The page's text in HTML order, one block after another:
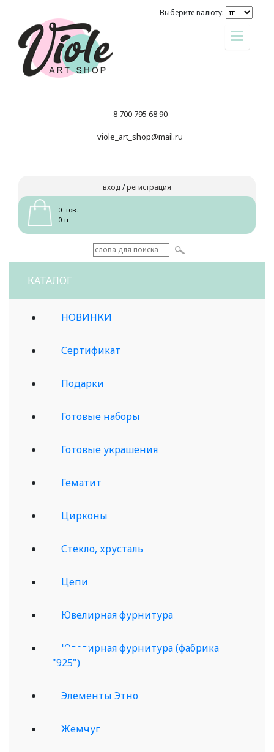
Выберите валюту:
8 700 795 68 90
viole_art_shop@mail.ru
вход/регистрация
0 тов.
0 тг
КАТАЛОГ
НОВИНКИ
Сертификат
Подарки
Готовые наборы
Готовые украшения
Гематит
Цирконы
Стекло, хрусталь
Цепи
Ювелирная фурнитура
Ювелирная фурнитура (фабрика
"925")
Элементы Этно
Жемчуг